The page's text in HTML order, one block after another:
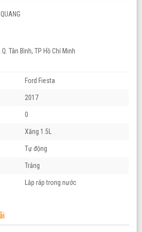
Tân Bình, TP Hồ Chí Minh
Ford Fiesta
2017
0
Xăng 1.5L
Tự động
Trắng
Lắp ráp trong nước